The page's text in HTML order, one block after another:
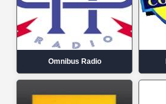
Omnibus Radio